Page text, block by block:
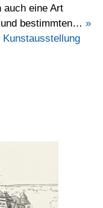
auch eine Art
bestimmten… »